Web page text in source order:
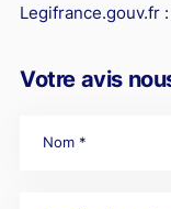
Legifrance.gouv.fr
Votre avis